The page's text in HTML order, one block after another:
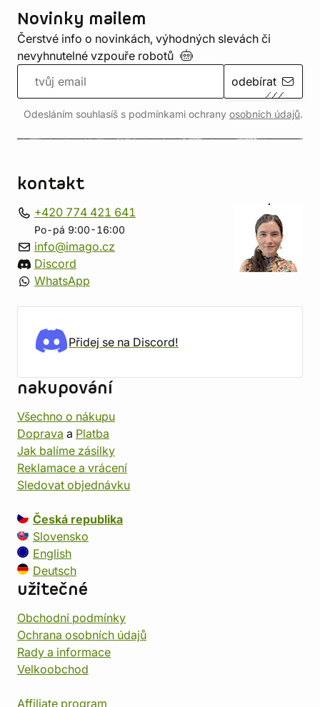
Novinky mailem
Čerstvé info o novinkách, výhodných slevách či
nevyhnutelné vzpouře robotů
odebírat
Odesláním souhlasíš s podmínkami ochrany osobních údajů.
kontakt
+420 774 421 641
Po-pá 9:00-16:00
info@imago.cz
Discord
WhatsApp
Přidej se na Discord!
nakupování
Všechno o nákupu
Doprava a Platba
Jak balíme zásilky
Reklamace a vrácení
Sledovat objednávku
Česká republika
Slovensko
English
Deutsch
užitečné
Obchodní podmínky
Ochrana osobních údajů
Rady a informace
Velkoobchod
Affiliate program